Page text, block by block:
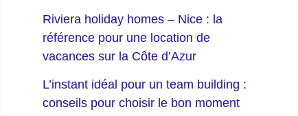
Riviera holiday homes – Nice : la
référence pour une location de
vacances sur la Côte d’Azur
L’instant idéal pour un team building :
conseils pour choisir le bon moment